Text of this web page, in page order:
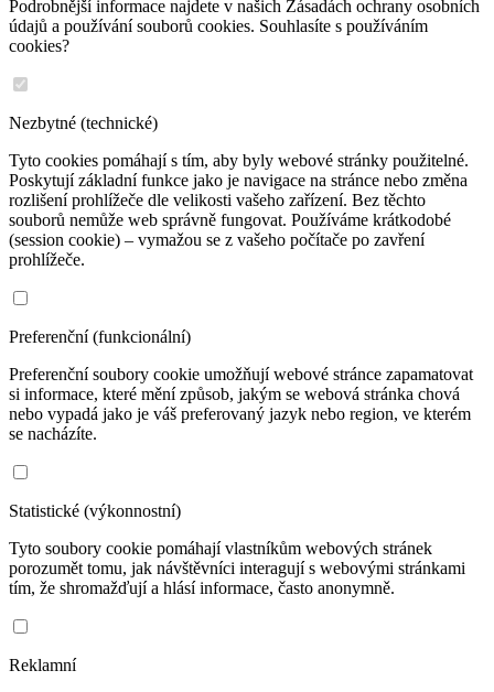
Podrobnější informace najdete v našich Zásadách ochrany osobních
údajů a používání souborů cookies. Souhlasíte s používáním
cookies?
Nezbytné (technické)
Tyto cookies pomáhají s tím, aby byly webové stránky použitelné.
Poskytují základní funkce jako je navigace na stránce nebo změna
rozlišení prohlížeče dle velikosti vašeho zařízení. Bez těchto
souborů nemůže web správně fungovat. Používáme krátkodobé
(session cookie) – vymažou se z vašeho počítače po zavření
prohlížeče.
Preferenční (funkcionální)
Preferenční soubory cookie umožňují webové stránce zapamatovat
si informace, které mění způsob, jakým se webová stránka chová
nebo vypadá jako je váš preferovaný jazyk nebo region, ve kterém
se nacházíte.
Statistické (výkonnostní)
Tyto soubory cookie pomáhají vlastníkům webových stránek
porozumět tomu, jak návštěvníci interagují s webovými stránkami
tím, že shromažďují a hlásí informace, často anonymně.
Reklamní